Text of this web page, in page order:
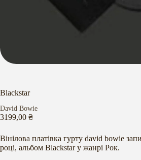
Blackstar
David Bowie
3199,00 ₴
Вінілова платівка гурту david bowie
році, альбом Blackstar у жанрі Рок.